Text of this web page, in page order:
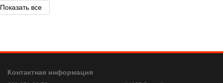
Показать все
Контактная информация